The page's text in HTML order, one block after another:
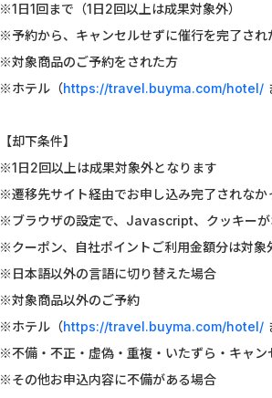
クレジットカード
Double Number Merging...
U-NEXT_無料お試し登録
DOOR賃貸
GFS無料特別講座
グリーン・ワークホース...
Wood Block Jam（レベル...
ホットペッパーグルメ［...
【Ipsos iSay】アンケー...
※1日1回まで（1日2回以上は成果対象外）
※予約から、キャンセルせずに催行を完了され
※対象商品のご予約をされた方
※ホテル（https://travel.buyma.com/hotel/
【却下条件】
※1日2回以上は成果対象外となります
※遷移先サイト経由でお申し込み完了されなか
※ブラウザの設定で、Javascript、クッキーが
※クーポン、自社ポイントご利用金額分は対象
※日本語以外の言語に切り替えた場合
※対象商品以外のご予約
※ホテル（https://travel.buyma.com/hotel/
※不備・不正・虚偽・重複・いたずら・キャン
※その他お申込内容に不備がある場合